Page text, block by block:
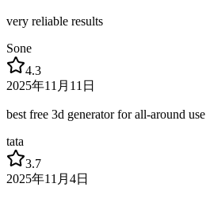
very reliable results
Sone
4.3
2025年11月11日
best free 3d generator for all-around use
tata
3.7
2025年11月4日